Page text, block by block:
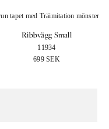
Ribbvägg Small
11934
699SEK